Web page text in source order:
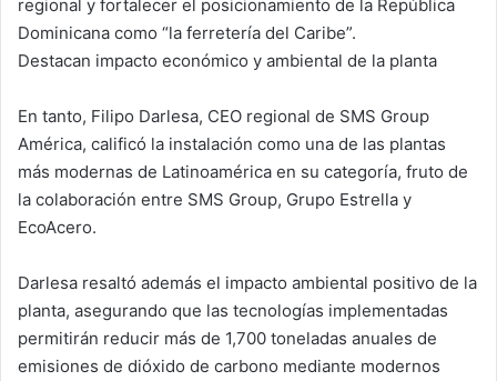
regional y fortalecer el posicionamiento de la República
Dominicana como “la ferretería del Caribe”.
Destacan impacto económico y ambiental de la planta
En tanto, Filipo Darlesa, CEO regional de SMS Group
América, calificó la instalación como una de las plantas
más modernas de Latinoamérica en su categoría, fruto de
la colaboración entre SMS Group, Grupo Estrella y
EcoAcero.
Darlesa resaltó además el impacto ambiental positivo de la
planta, asegurando que las tecnologías implementadas
permitirán reducir más de 1,700 toneladas anuales de
emisiones de dióxido de carbono mediante modernos